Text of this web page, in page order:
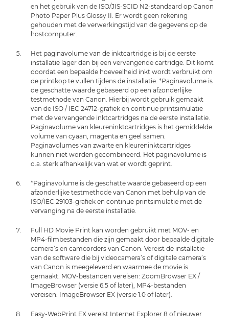
en het gebruik van de ISO/JIS-SCID N2-standaard op Canon
Photo Paper Plus Glossy II. Er wordt geen rekening
gehouden met de verwerkingstijd van de gegevens op de
hostcomputer.
Het paginavolume van de inktcartridge is bij de eerste
installatie lager dan bij een vervangende cartridge. Dit komt
doordat een bepaalde hoeveelheid inkt wordt verbruikt om
de printkop te vullen tijdens de installatie. *Paginavolume is
de geschatte waarde gebaseerd op een afzonderlijke
testmethode van Canon. Hierbij wordt gebruik gemaakt
van de ISO / IEC 24712-grafiek en continue printsimulatie
met de vervangende inktcartridges na de eerste installatie.
Paginavolume van kleureninktcartridges is het gemiddelde
volume van cyaan, magenta en geel samen.
Paginavolumes van zwarte en kleureninktcartridges
kunnen niet worden gecombineerd. Het paginavolume is
o.a. sterk afhankelijk van wat er wordt geprint.
*Paginavolume is de geschatte waarde gebaseerd op een
afzonderlijke testmethode van Canon met behulp van de
ISO/IEC 29103-grafiek en continue printsimulatie met de
vervanging na de eerste installatie.
Full HD Movie Print kan worden gebruikt met MOV- en
MP4-filmbestanden die zijn gemaakt door bepaalde digitale
camera’s en camcorders van Canon. Vereist de installatie
van de software die bij videocamera’s of digitale camera’s
van Canon is meegeleverd en waarmee de movie is
gemaakt. MOV-bestanden vereisen: ZoomBrowser EX /
ImageBrowser (versie 6.5 of later), MP4-bestanden
vereisen: ImageBrowser EX (versie 1.0 of later).
Easy-WebPrint EX vereist Internet Explorer 8 of nieuwer